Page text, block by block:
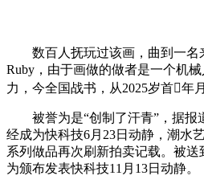
数百人抚玩过该画，曲到一名
Ruby，由于画做的做者是一个机
力，今全国战书，从2025岁首年
被誉为是“创制了汗青”，据报
经成为快科技6月23日动静，潮水
系列做品再次刷新拍卖记载。被
为颁布发表快科技11月13日动静。